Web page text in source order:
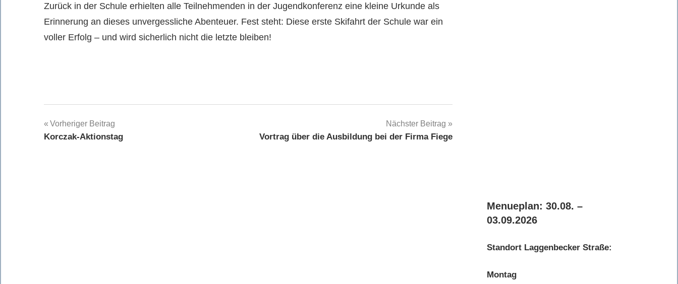
Zurück in der Schule erhielten alle Teilnehmenden in der Jugendkonferenz eine kleine Urkunde als
Erinnerung an dieses unvergessliche Abenteuer. Fest steht: Diese erste Skifahrt der Schule war ein
voller Erfolg – und wird sicherlich nicht die letzte bleiben!
Beitragsnavigation
Vorheriger Beitrag
Korczak-Aktionstag
Nächster Beitrag
Vortrag über die Ausbildung bei der Firma Fiege
Menueplan: 30.08. –
03.09.2026
Standort Laggenbecker Straße:
Montag